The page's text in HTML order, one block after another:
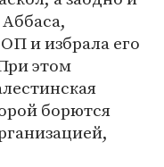
и избрала его
этом
борются